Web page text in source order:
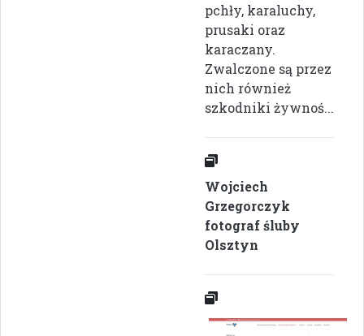
pchły, karaluchy,
prusaki oraz
karaczany.
Zwalczone są przez
nich również
szkodniki żywnoś...
Wojciech
Grzegorczyk
fotograf śluby
Olsztyn